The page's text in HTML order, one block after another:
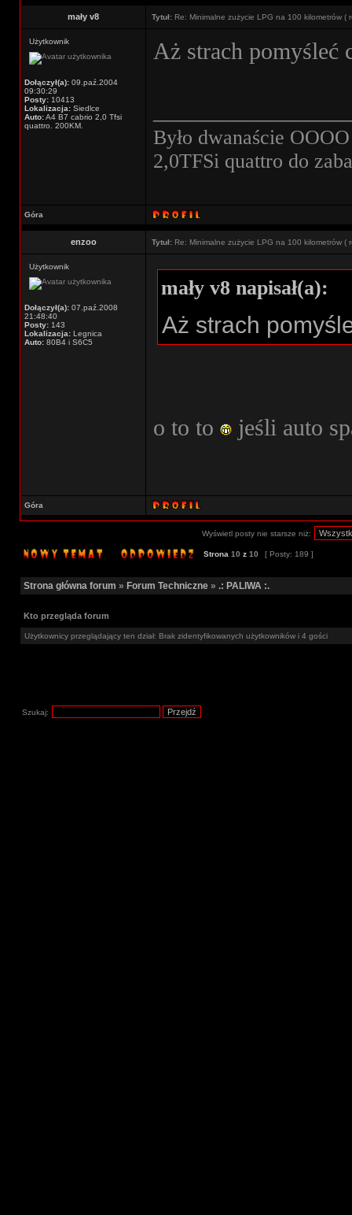
mały v8 Tytuł: Re: Minimalne zużycie LPG na 100 kilometrów (
Użytkownik
Dołączył(a): 09.paź.2004
09:30:29
Posty: 10413
Lokalizacja: Siedlce
Auto:A4 B7 cabrio 2,0 Tfsi
quattro. 200KM.
Aż strach pomyśleć
Było dwanaście
2,0TFSi quattro do
Góra
enzoo Tytuł: Re: Minimalne zużycie LPG na 100 kilometrów (
Użytkownik
Dołączył(a): 07.paź.2008
21:48:40
Posty: 143
Lokalizacja: Legnica
Auto: 80B4 i S6C5
mały v8 napisał(a):
Aż strach
o to to jeśli auto
Góra
Wyświetl posty nie starsze niż:
Strona 10 z 10 [ Posty: 189 ]
Strona główna forum » Forum Techniczne » .: PALIWA :.
Kto przegląda forum
Użytkownicy przeglądający ten dział: Brak zidentyfikowanych użytkowników i 4 gości
Szukaj: